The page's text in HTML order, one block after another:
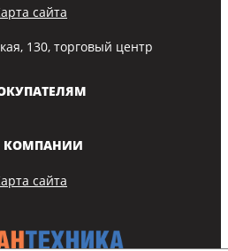
сайта
КОМПАНИИ
сайта
130, торговый центр